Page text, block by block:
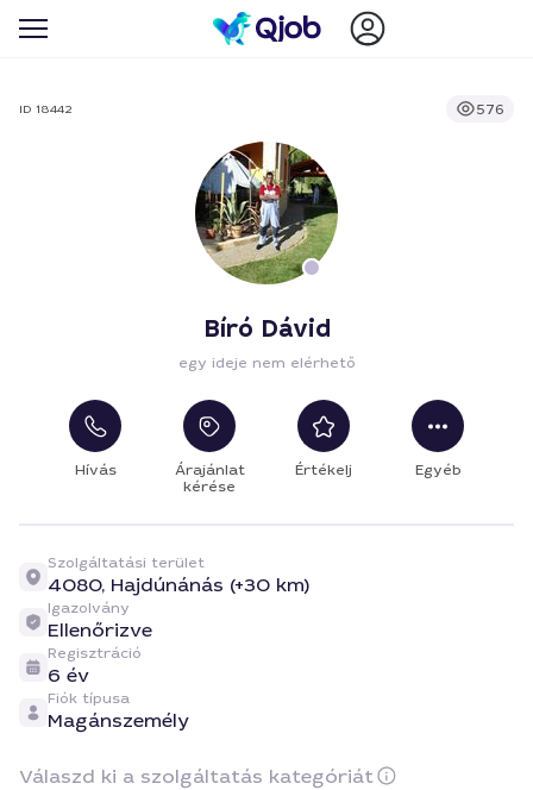
ID 18442 576
Bíró Dávid
egy ideje nem elérhető
Hívás
Árajánlat
kérése
Értékelj Egyéb
Szolgáltatási terület
4080, Hajdúnánás (+30 km)
Igazolvány
Ellenőrizve
Regisztráció
6 év
Fiók típusa
Magánszemély
Válaszd ki a szolgáltatás kategóriát